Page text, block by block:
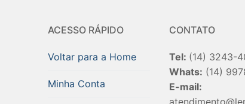
ACESSO RÁPIDO
Voltar para a Home
Minha Conta
CONTATO
Tel: (14) 3243-
Whats: (14)
E-mail: